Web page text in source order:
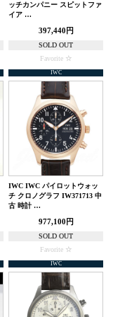
ッチカンパニー スピットファ
イア …
397,440円
SOLD OUT
Favorite
IWC
IWC IWC パイロットウォッ
チ クロノグラフ IW371713 中
古 時計 …
977,100円
SOLD OUT
Favorite
IWC